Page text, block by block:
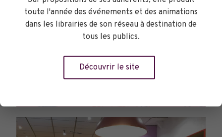
PARCOURS DU LIVRE JEUNESSE
toute l'année des événements et des animations
dans les librairies de son réseau à destination de
tous les publics.
Découvrir le site